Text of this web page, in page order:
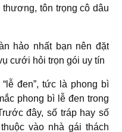
tôn trọng cô dâu
hảo nhất bạn nên đặt
cưới hỏi trọn gói uy tín
đen”, tức là phong bì
phong bì lễ đen trong
đây, số tráp hay số
vào nhà gái thách